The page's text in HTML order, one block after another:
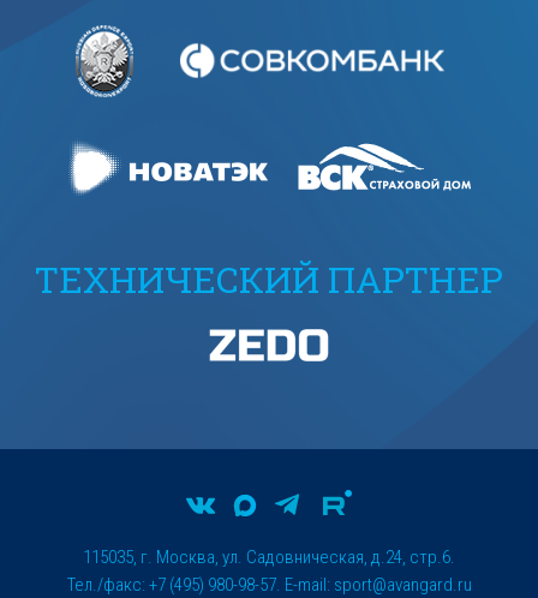
ТЕХНИЧЕСКИЙ ПАРТНЕР
115035, г. Москва, ул. Садовническая, д.24, стр.6.
Тел./факс: +7 (495) 980-98-57. E-mail: sport@avangard.ru